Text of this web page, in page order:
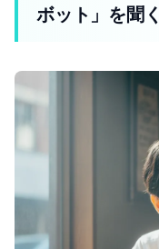
ボット」を聞く